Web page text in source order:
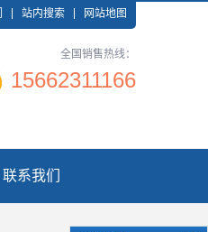
站内搜索 网站地图
全国销售热线：
15662311166
联系我们